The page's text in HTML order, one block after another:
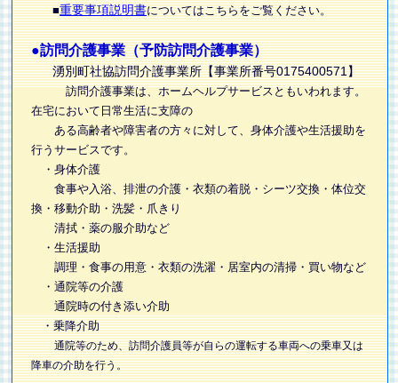
■重要事項説明書についてはこちらをご覧ください。
●訪問介護事業（予防訪問介護事業）
湧別町社協訪問介護事業所【事業所番号0175400571】
訪問介護事業は、ホームヘルプサービスともいわれます。
在宅において日常生活に支障の
ある高齢者や障害者の方々に対して、身体介護や生活援助を
行うサービスです。
・身体介護
食事や入浴、排泄の介護・衣類の着脱・シーツ交換・体位交
換・移動介助・洗髪・爪きり
清拭・薬の服介助など
・生活援助
調理・食事の用意・衣類の洗濯・居室内の清掃・買い物など
・通院等の介護
通院時の付き添い介助
・乗降介助
通院等のため、訪問介護員等が自らの運転する車両への乗車又は
降車の介助を行う。